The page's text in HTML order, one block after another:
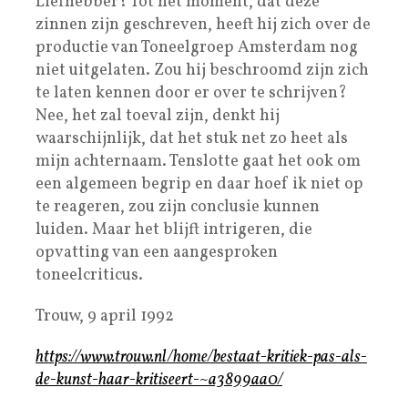
zinnen zijn geschreven, heeft hij zich over de
productie van Toneelgroep Amsterdam nog
niet uitgelaten. Zou hij beschroomd zijn zich
te laten kennen door er over te schrijven?
Nee, het zal toeval zijn, denkt hij
waarschijnlijk, dat het stuk net zo heet als
mijn achternaam. Tenslotte gaat het ook om
een algemeen begrip en daar hoef ik niet op
te reageren, zou zijn conclusie kunnen
luiden. Maar het blijft intrigeren, die
opvatting van een aangesproken
toneelcriticus.
Trouw, 9 april 1992
https://www.trouw.nl/home/bestaat-kritiek-pas-als-
de-kunst-haar-kritiseert-~a3899aa0/